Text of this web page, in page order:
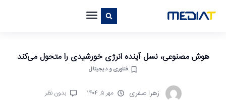
هوش مصنوعی، نسل آینده انرژی خورشیدی را متحول می‌کند
فناوری و دیجیتال
زهرا صفری مهر ۵, ۱۴۰۴ بدون نظر